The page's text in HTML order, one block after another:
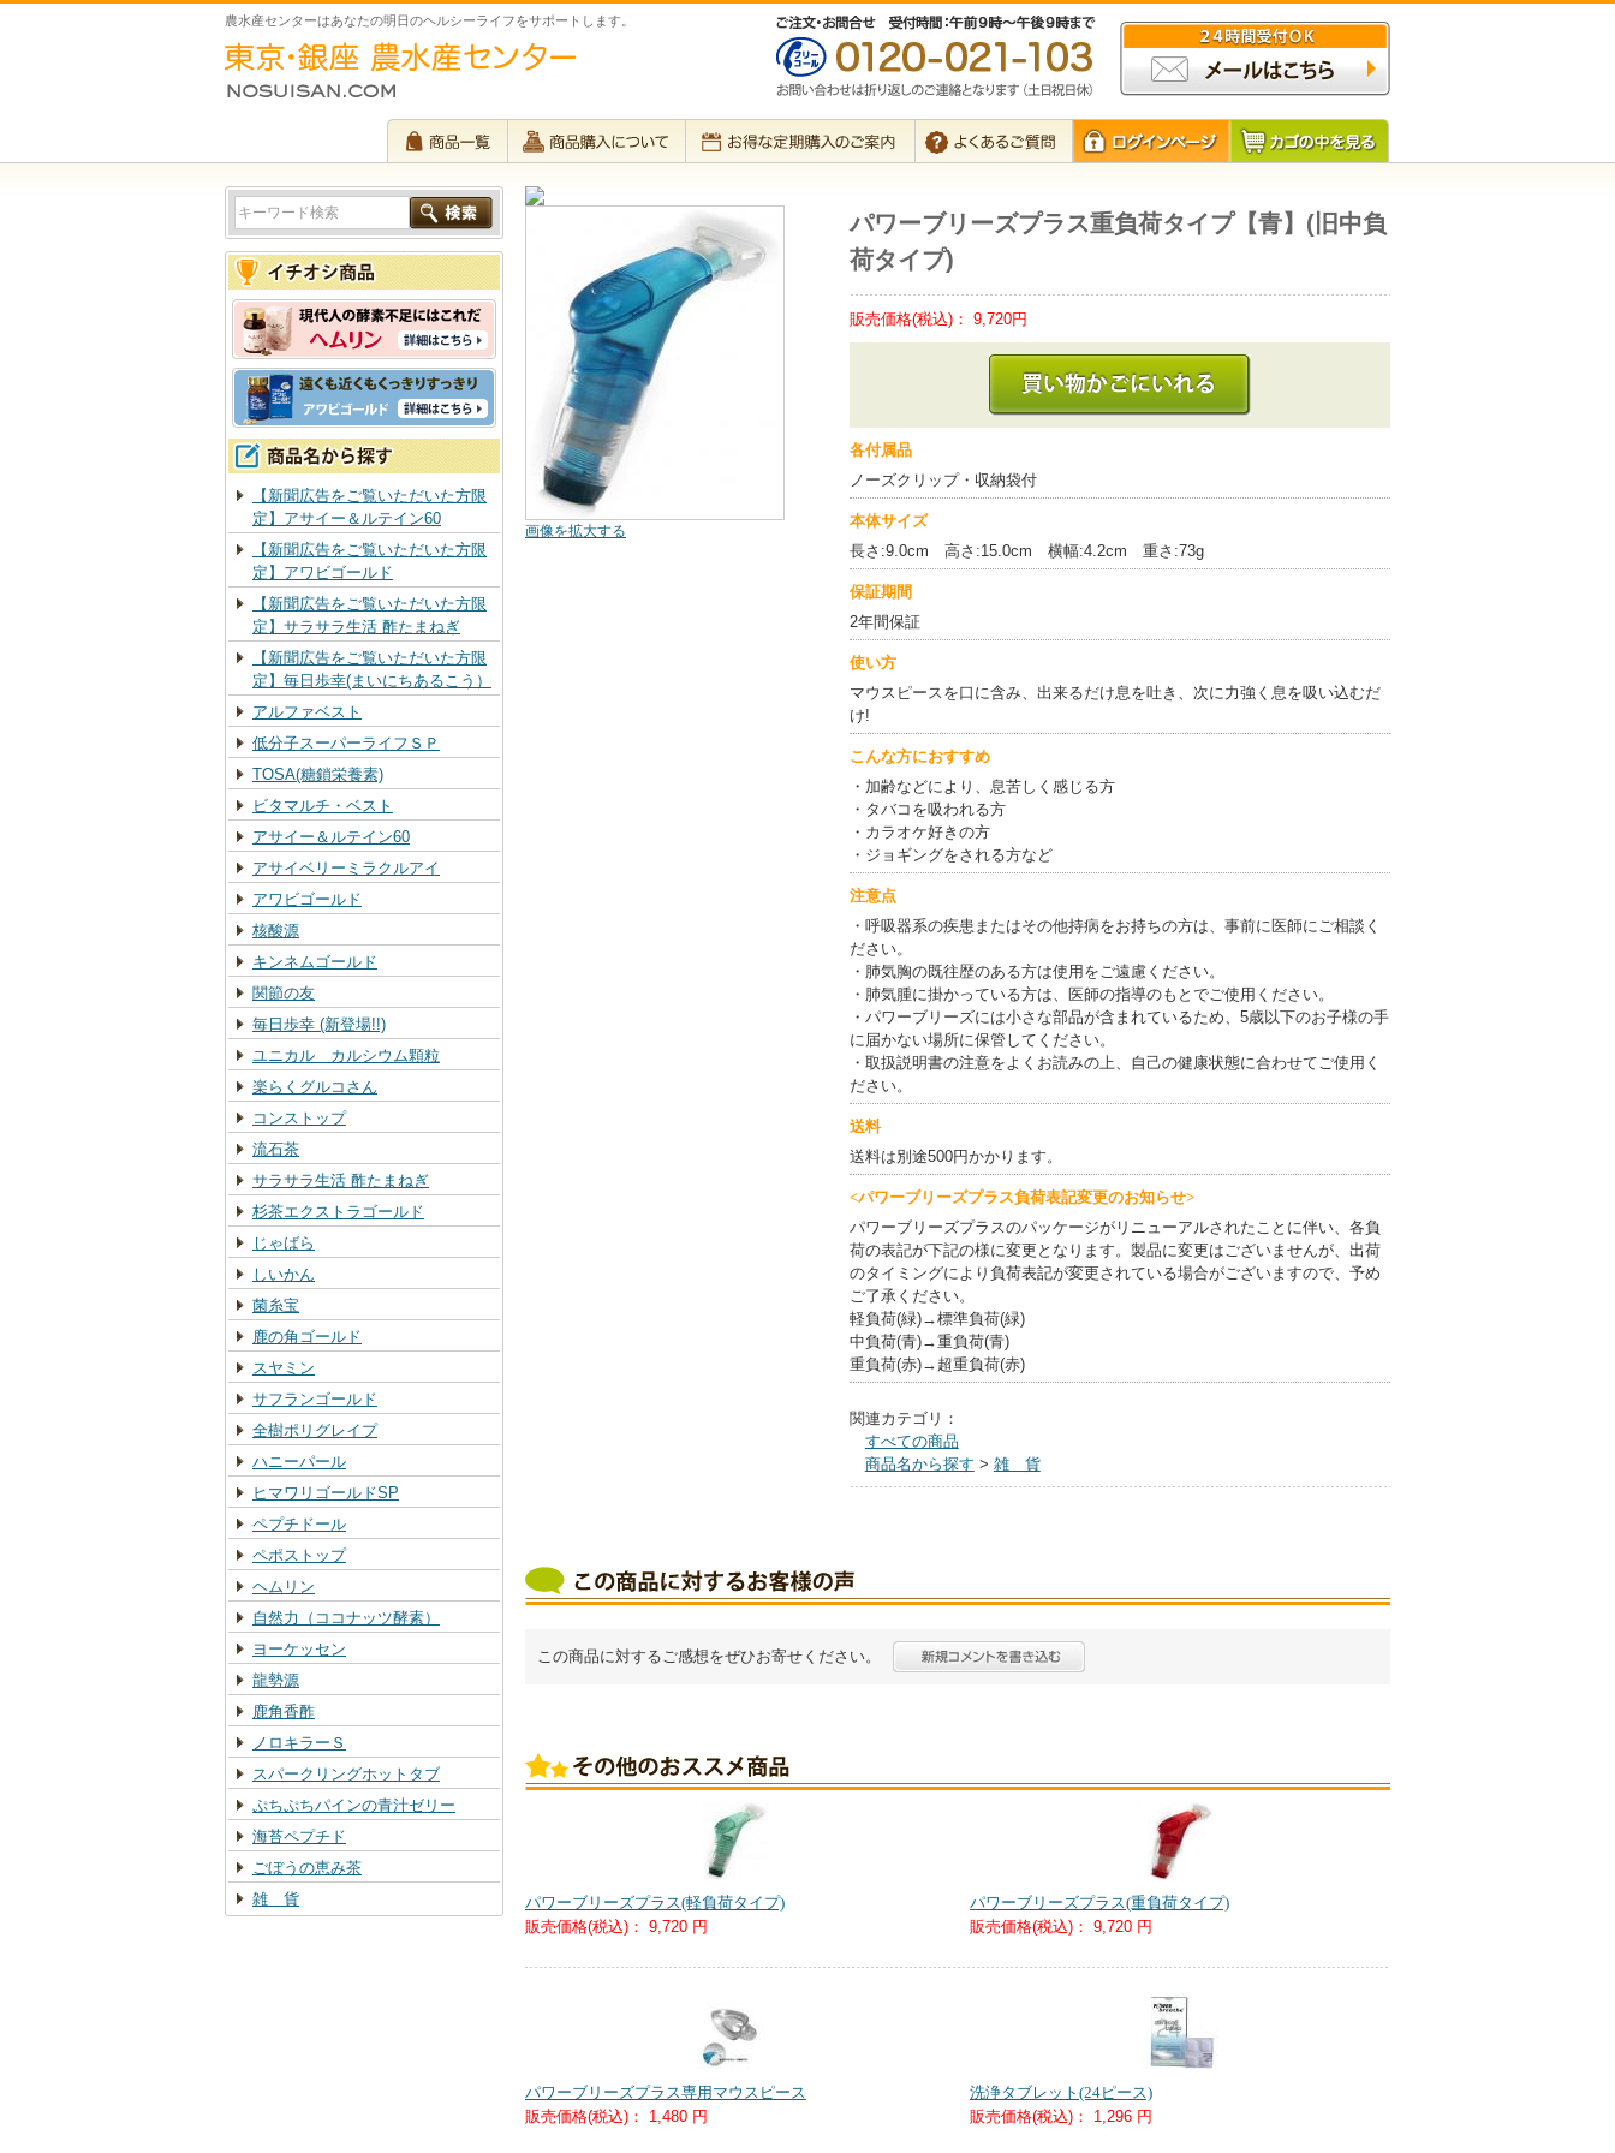
農水産センターはあなたの明日のヘルシーライフをサポートします。
【新聞広告をご覧いただいた方限
定】アサイー＆ルテイン60
【新聞広告をご覧いただいた方限
定】アワビゴールド
【新聞広告をご覧いただいた方限
定】サラサラ生活 酢たまねぎ
【新聞広告をご覧いただいた方限
定】毎日歩幸(まいにちあるこう）
アルファベスト
低分子スーパーライフＳＰ
TOSA(糖鎖栄養素)
ビタマルチ・ベスト
アサイー＆ルテイン60
アサイベリーミラクルアイ
アワビゴールド
核酸源
キンネムゴールド
関節の友
毎日歩幸 (新登場!!)
ユニカル カルシウム顆粒
楽らくグルコさん
コンストップ
流石茶
サラサラ生活 酢たまねぎ
杉茶エクストラゴールド
じゃばら
しいかん
菌糸宝
鹿の角ゴールド
スヤミン
サフランゴールド
全樹ポリグレイプ
ハニーパール
ヒマワリゴールドSP
ペプチドール
ペポストップ
ヘムリン
自然力（ココナッツ酵素）
ヨーケッセン
龍勢源
鹿角香酢
ノロキラーＳ
スパークリングホットタブ
ぷちぷちパインの青汁ゼリー
海苔ペプチド
ごぼうの恵み茶
雑 貨
画像を拡大する
パワーブリーズプラス重負荷タイプ【青】(旧中負
荷タイプ)
販売価格(税込)： 9,720円
各付属品
ノーズクリップ・収納袋付
本体サイズ
長さ:9.0cm 高さ:15.0cm 横幅:4.2cm 重さ:73g
保証期間
2年間保証
使い方
マウスピースを口に含み、出来るだけ息を吐き、次に力強く息を吸い込むだ
け!
こんな方におすすめ
・加齢などにより、息苦しく感じる方
・タバコを吸われる方
・カラオケ好きの方
・ジョギングをされる方など
注意点
・呼吸器系の疾患またはその他持病をお持ちの方は、事前に医師にご相談く
ださい。
・肺気胸の既往歴のある方は使用をご遠慮ください。
・肺気腫に掛かっている方は、医師の指導のもとでご使用ください。
・パワーブリーズには小さな部品が含まれているため、5歳以下のお子様の手
に届かない場所に保管してください。
・取扱説明書の注意をよくお読みの上、自己の健康状態に合わせてご使用く
ださい。
送料
送料は別途500円かかります。
<パワーブリーズプラス負荷表記変更のお知らせ>
パワーブリーズプラスのパッケージがリニューアルされたことに伴い、各負
荷の表記が下記の様に変更となります。製品に変更はございませんが、出荷
のタイミングにより負荷表記が変更されている場合がございますので、予め
ご了承ください。
軽負荷(緑)→標準負荷(緑)
中負荷(青)→重負荷(青)
重負荷(赤)→超重負荷(赤)
関連カテゴリ：
すべての商品
商品名から探す > 雑 貨
この商品に対するご感想をぜひお寄せください。
パワーブリーズプラス(軽負荷タイプ)
販売価格(税込)： 9,720 円
パワーブリーズプラス(重負荷タイプ)
販売価格(税込)： 9,720 円
パワーブリーズプラス専用マウスピース
販売価格(税込)： 1,480 円
洗浄タブレット(24ピース)
販売価格(税込)： 1,296 円